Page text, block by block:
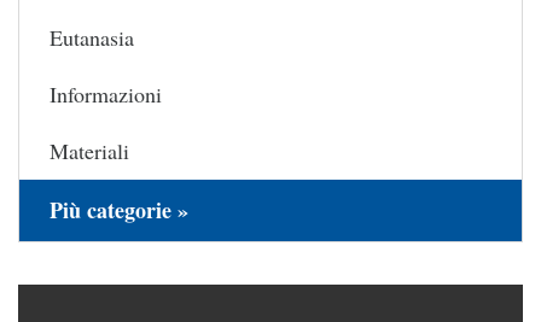
Eutanasia
Informazioni
Materiali
Più categorie »